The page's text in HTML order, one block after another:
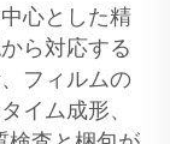
心とした精
ら対応する
フィルムの
イム成形、